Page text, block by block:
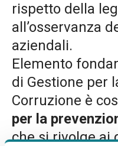
rispetto della
all’osservanza
aziendali.
Elemento
di Gestione per
Corruzione è
per la
che si rivolge ai